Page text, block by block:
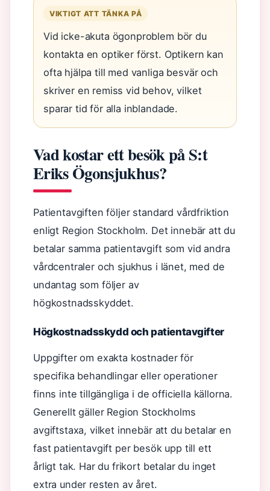
VIKTIGT ATT TÄNKA PÅ
Vid icke-akuta ögonproblem bör du
kontakta en optiker först. Optikern kan
ofta hjälpa till med vanliga besvär och
skriver en remiss vid behov, vilket
sparar tid för alla inblandade.
Vad kostar ett besök på S:t
Eriks Ögonsjukhus?
Patientavgiften följer standard vårdfriktion
enligt Region Stockholm. Det innebär att du
betalar samma patientavgift som vid andra
vårdcentraler och sjukhus i länet, med de
undantag som följer av
högkostnadsskyddet.
Högkostnadsskydd och patientavgifter
Uppgifter om exakta kostnader för
specifika behandlingar eller operationer
finns inte tillgängliga i de officiella källorna.
Generellt gäller Region Stockholms
avgiftstaxa, vilket innebär att du betalar en
fast patientavgift per besök upp till ett
årligt tak. Har du frikort betalar du inget
extra under resten av året.